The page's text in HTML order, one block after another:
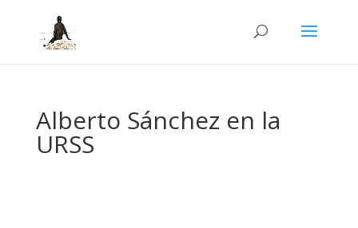
Alberto Sánchez en la
URSS